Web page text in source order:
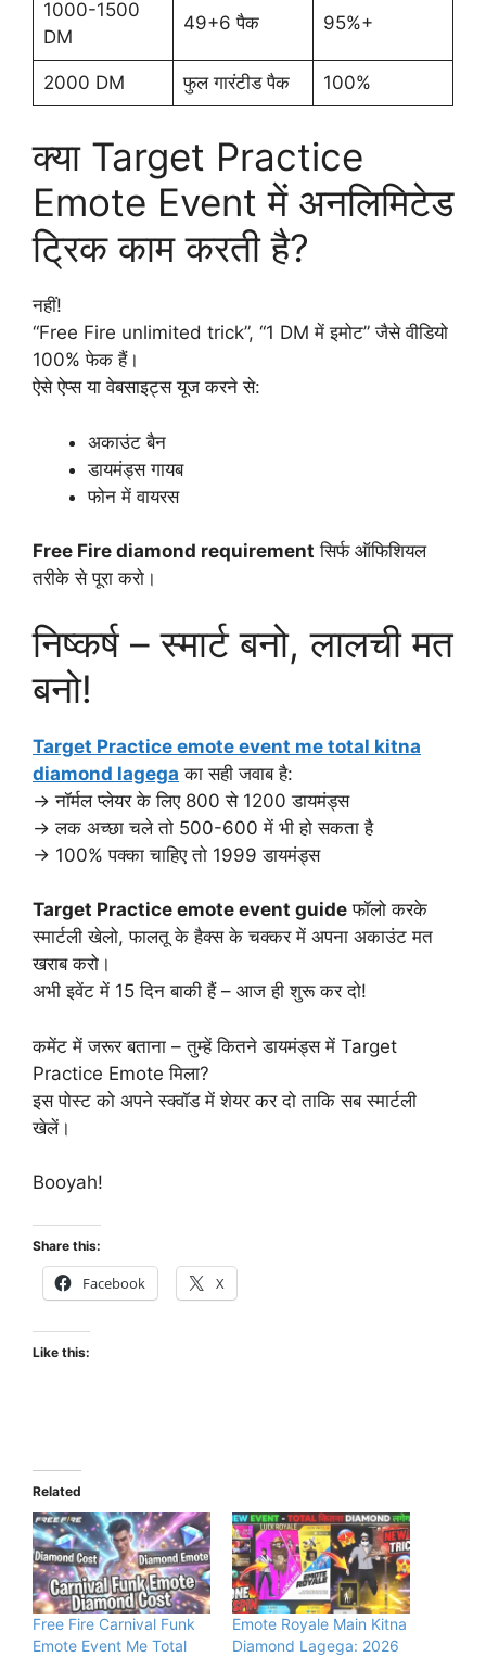
1000-1500
DM
49+6 पैक 95%+
2000 DM फुल गारंटीड पैक 100%
क्या Target Practice
Emote Event में अनलिमिटेड
ट्रिक काम करती है?
नहीं!
“Free Fire unlimited trick”, “1 DM में इमोट” जैसे वीडियो
100% फेक हैं।
ऐसे ऐप्स या वेबसाइट्स यूज करने से:
अकाउंट बैन
डायमंड्स गायब
फोन में वायरस
Free Fire diamond requirement सिर्फ ऑफिशियल
तरीके से पूरा करो।
निष्कर्ष – स्मार्ट बनो, लालची मत
बनो!
Target Practice emote event me total kitna
diamond lagega का सही जवाब है:
→ नॉर्मल प्लेयर के लिए 800 से 1200 डायमंड्स
→ लक अच्छा चले तो 500-600 में भी हो सकता है
→ 100% पक्का चाहिए तो 1999 डायमंड्स
Target Practice emote event guide फॉलो करके
स्मार्टली खेलो, फालतू के हैक्स के चक्कर में अपना अकाउंट मत
खराब करो।
अभी इवेंट में 15 दिन बाकी हैं – आज ही शुरू कर दो!
कमेंट में जरूर बताना – तुम्हें कितने डायमंड्स में Target
Practice Emote मिला?
इस पोस्ट को अपने स्क्वॉड में शेयर कर दो ताकि सब स्मार्टली
खेलें।
Booyah!
Share this:
Facebook X
Like this:
Related
Free Fire Carnival Funk
Emote Event Me Total
Emote Royale Main Kitna
Diamond Lagega: 2026